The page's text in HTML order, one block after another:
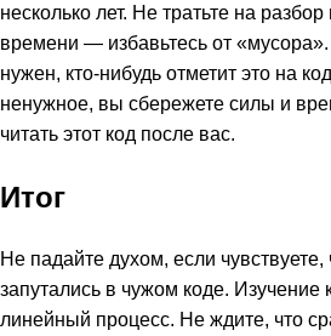
несколько лет. Не тратьте на разбор
времени — избавьтесь от
нужен, кто-нибудь отметит это на
ненужное, вы сбережете силы и
читать этот код после вас.
Итог
Не падайте духом, если
запутались в чужом коде. Изучение
линейный процесс. Не ждите, что